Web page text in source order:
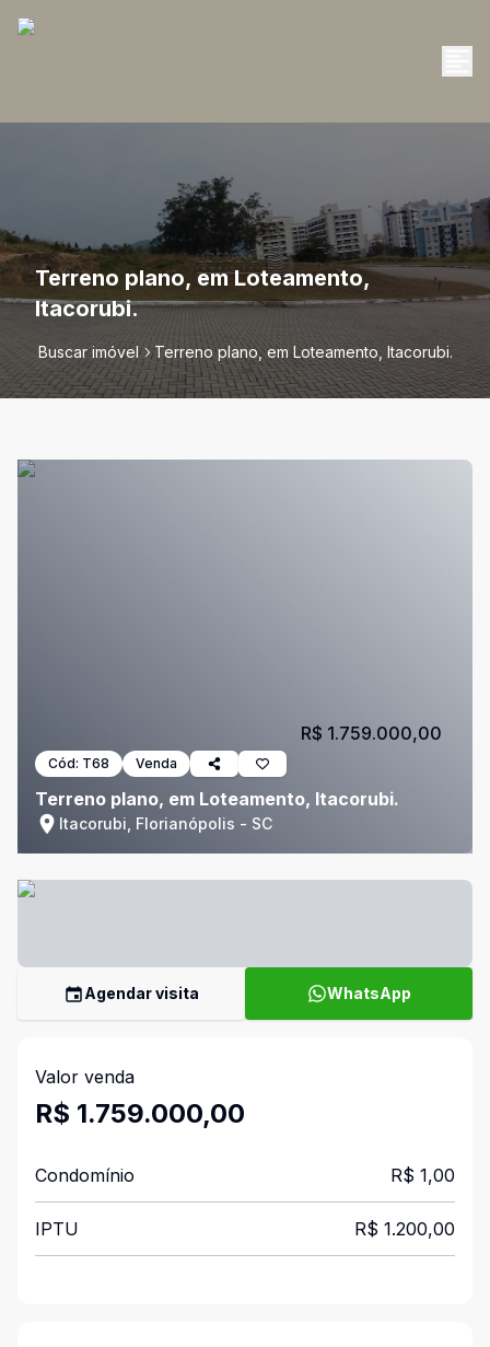
Terreno plano, em Loteamento,
Itacorubi.
Buscar imóvel Terreno plano, em Loteamento, Itacorubi.
Cód: T68 Venda
Terreno plano, em Loteamento, Itacorubi.
Itacorubi, Florianópolis - SC
R$ 1.759.000,00
Agendar visita WhatsApp
Valor venda
R$ 1.759.000,00
Condomínio R$ 1,00
IPTU R$ 1.200,00